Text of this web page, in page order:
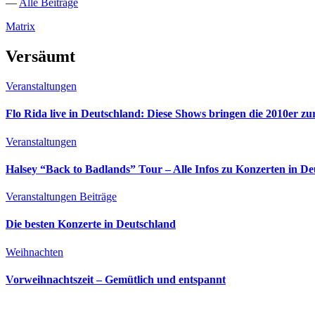
— Alle Beiträge
Matrix
Versäumt
Veranstaltungen
Flo Rida live in Deutschland: Diese Shows bringen die 2010er
Veranstaltungen
Halsey “Back to Badlands” Tour – Alle Infos zu Konzerten in
Veranstaltungen Beiträge
Die besten Konzerte in Deutschland
Weihnachten
Vorweihnachtszeit – Gemütlich und entspannt